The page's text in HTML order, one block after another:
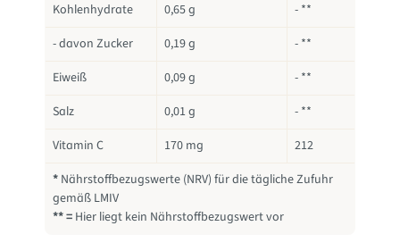
Kohlenhydrate
0,65 g
- **
- davon Zucker
0,19 g
- **
Eiweiß
0,09 g
- **
Salz
0,01 g
- **
Vitamin C
170 mg
212
* Nährstoffbezugswerte (NRV) für die tägliche Zufuhr
gemäß LMIV
** = Hier liegt kein Nährstoffbezugswert vor